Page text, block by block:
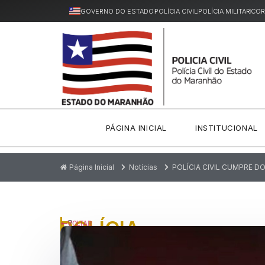
GOVERNO DO ESTADOPOLÍCIA CIVILPOLÍCIA MILITAR
PÁGINA INICIAL INSTITUCIONAL
Página Inicial Notícias POLÍCIA CIVIL CUMPRE
P
u
bl
ic
POLÍCIA
CIVIL
VOLTAR